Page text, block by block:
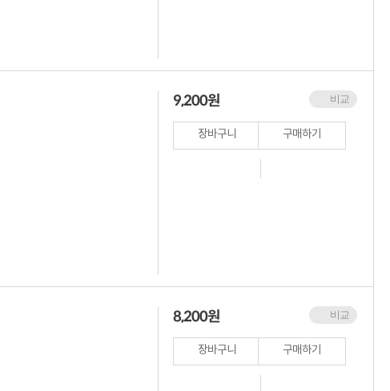
비교
9,200원
장바구니 구매하기
비교
8,200원
장바구니 구매하기